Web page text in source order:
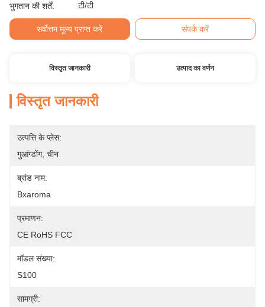
भुगतान की शर्तें: टी/टी
सर्वोत्तम मूल्य प्राप्त करें संपर्क करें
विस्तृत जानकारी उत्पाद का वर्णन
विस्तृत जानकारी
उत्पत्ति के प्लेस:
गुआंग्डोंग, चीन
ब्रांड नाम:
Bxaroma
प्रमाणन:
CE RoHS FCC
मॉडल संख्या:
S100
सामग्री: